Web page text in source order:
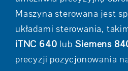
Maszyna sterowana jest
układami sterowania,
iTNC 640 lubSiemens
precyzji pozycjonowania